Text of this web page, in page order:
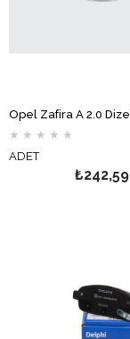
★ ★ ★ ★ ★
ADET
₺242,59